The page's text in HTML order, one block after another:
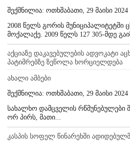
შექმნილია: ოთხშაბათი, 29 მაისი 2024
2008 წელს გორის მუნიციპალიტეტში
მოქალაქე. 2009 წელს 127 305-მდე
აქციაზე დაკავებულების ადვოკატი
პატიმრებზე ზეწოლა ხორციელდება
ახალი ამბები
შექმნილია: ოთხშაბათი, 29 მაისი 2024
სახალხო დამცველის რწმუნებულები
ორ პირს, მათი...
კასპის სოფელ წინარეხში